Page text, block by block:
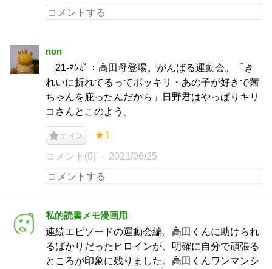
non
21-ﾏﾝｶﾞ：高田母登場。がんばる運動会。「き
れいに折れてるってポッキリ・あの子が好きで茜
ちゃんを庇ったんだから」日野君はやっぱりキリ
コさんとこのよう。
ナイス ★1
コメント(0) 2021/06/25
私的読書メモ漫画用
連続エピソードの運動会編。高田くんに助けられ
るばかりだったヒロインが、明確に自分で頑張る
ところが印象に残りました。高田くんワンマンシ